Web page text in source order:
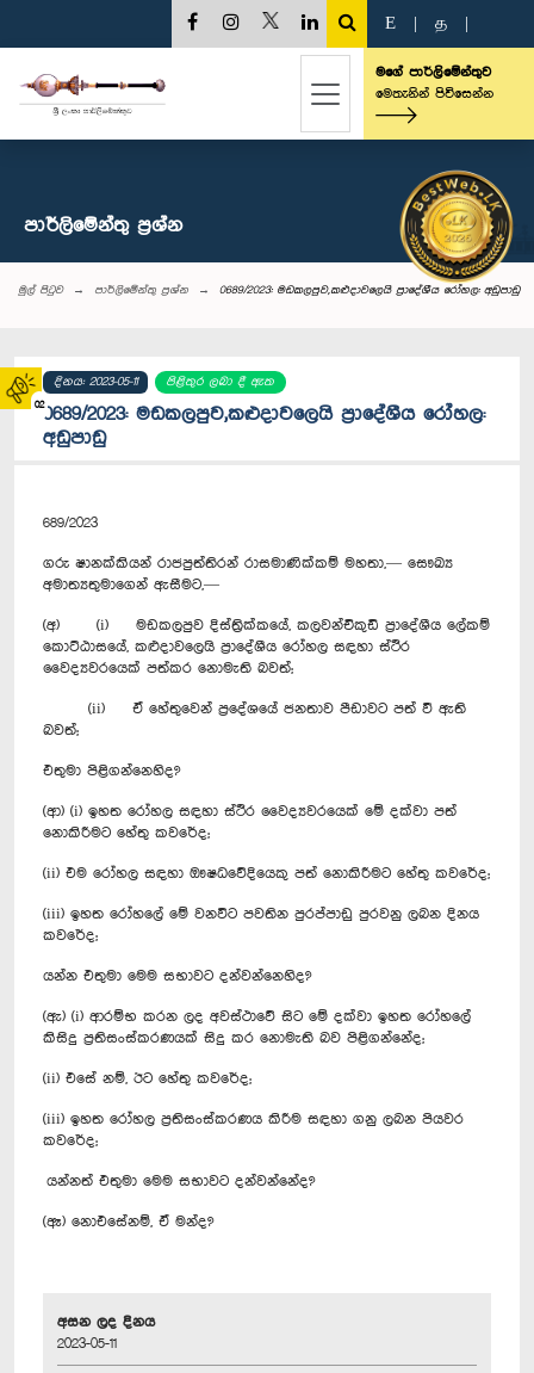
02
E த
මගේ පාර්ලිමේන්තුව
මෙතැනින් පිවිසෙන්න
පාර්ලි‌මේන්තු‌ ප්‍රශ්න
මුල් පිටුව පාර්ලි‌මේන්තු‌ ප්‍රශ්න 0689/2023: මඩකලපුව,කළුදාවලෙයි ප්‍රාදේශීය රෝහල: අඩුපාඩු
දිනය: 2023-05-11 පිළිතුර ලබා දී ඇත
0689/2023: මඩකලපුව,කළුදාවලෙයි ප්‍රාදේශීය රෝහල:
අඩුපාඩු
689/2023
ගරු ෂානක්කියන් රාජපුත්තිරන් රාසමාණික්කම් මහතා,— සෞඛ්‍ය
අමාත්‍යතුමාගෙන් ඇසීමට,—
(අ) (i) මඩකලපුව දිස්ත්‍රික්කයේ, කලවන්චිකුඩි ප්‍රාදේශීය ලේකම්
කොට්ඨාසයේ, කළුදාවලෙයි ප්‍රාදේශීය රෝහල සඳහා ස්ථිර
වෛද්‍යවරයෙක් පත්කර නොමැති බවත්;
(ii) ඒ හේතුවෙන් ප්‍රදේශයේ ජනතාව පීඩාවට පත් වී ඇති
බවත්;
එතුමා පිළිගන්නෙහිද?
(ආ) (i) ඉහත රෝහල සඳහා ස්ථිර වෛද්‍යවරයෙක් මේ දක්වා පත්
නොකිරීමට හේතු කවරේද;
(ii) එම රෝහල සඳහා ඖෂධවේදියෙකු පත් නොකිරීමට හේතු කවරේද;
(iii) ඉහත රෝහලේ මේ වනවිට පවතින පුරප්පාඩු පුරවනු ලබන දිනය
කවරේද;
යන්න එතුමා මෙම සභාවට දන්වන්නෙහිද?
(ඇ) (i) ආරම්භ කරන ලද අවස්ථාවේ සිට මේ දක්වා ඉහත රෝහලේ
කිසිදු ප්‍රතිසංස්කරණයක් සිදු කර නොමැති බව පිළිගන්නේද;
(ii) එසේ නම්, ඊට හේතු කවරේද;
(iii) ඉහත රෝහල ප්‍රතිසංස්කරණය කිරීම සඳහා ගනු ලබන පියවර
කවරේද;
යන්නත් එතුමා මෙම සභාවට දන්වන්නේද?
(ඈ) නොඑසේනම්, ඒ මන්ද?
අසන ලද දිනය
2023-05-11